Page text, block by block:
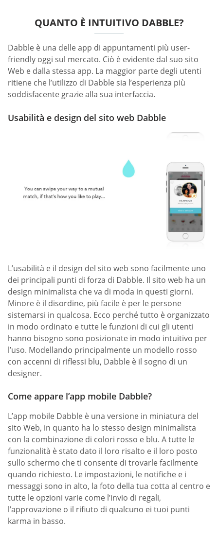
QUANTO È INTUITIVO DABBLE?
Dabble è una delle app di appuntamenti più user-
friendly oggi sul mercato. Ciò è evidente dal suo sito
Web e dalla stessa app. La maggior parte degli utenti
ritiene che l’utilizzo di Dabble sia l’esperienza più
soddisfacente grazie alla sua interfaccia.
Usabilità e design del sito web Dabble
L’usabilità e il design del sito web sono facilmente uno
dei principali punti di forza di Dabble. Il sito web ha un
design minimalista che va di moda in questi giorni.
Minore è il disordine, più facile è per le persone
sistemarsi in qualcosa. Ecco perché tutto è organizzato
in modo ordinato e tutte le funzioni di cui gli utenti
hanno bisogno sono posizionate in modo intuitivo per
l’uso. Modellando principalmente un modello rosso
con accenni di riflessi blu, Dabble è il sogno di un
designer.
Come appare l’app mobile Dabble?
L’app mobile Dabble è una versione in miniatura del
sito Web, in quanto ha lo stesso design minimalista
con la combinazione di colori rosso e blu. A tutte le
funzionalità è stato dato il loro risalto e il loro posto
sullo schermo che ti consente di trovarle facilmente
quando richiesto. Le impostazioni, le notifiche e i
messaggi sono in alto, la foto della tua cotta al centro e
tutte le opzioni varie come l’invio di regali,
l’approvazione o il rifiuto di qualcuno ei tuoi punti
karma in basso.